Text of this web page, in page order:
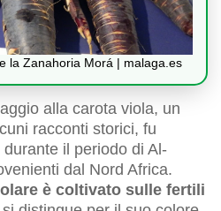
la Zanahoria Morá | malaga.es
alla carota viola, un
racconti storici, fu
il periodo di Al-
dal Nord Africa.
è coltivato sulle fertili